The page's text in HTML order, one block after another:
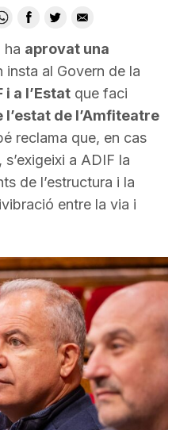
ha aprovat una
insta al Govern de la
i a l’Estat que faci
de l’Amfiteatre
reclama que, en cas
a ADIF la
de l’estructura i la
entre la via i